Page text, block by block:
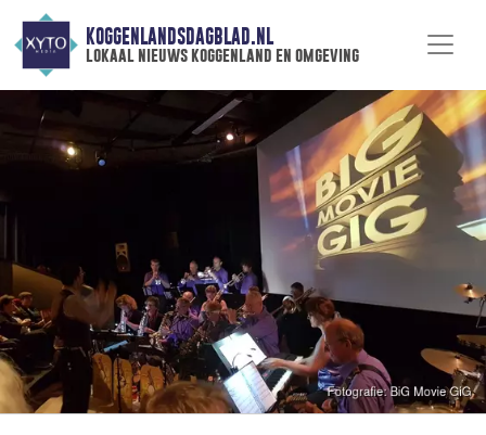
KOGGENLANDSDAGBLAD.NL
lokaal nieuws koggenland en omgeving